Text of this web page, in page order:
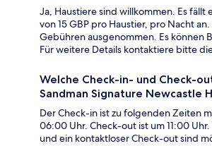
Ja, Haustiere sind willkommen. Es fällt
von 15 GBP pro Haustier, pro Nacht
Gebühren ausgenommen. Es können
Für weitere Details kontaktiere bitte
Welche Check-in- und Check-
Sandman Signature Newcastle
Der Check-in ist zu folgenden Zeiten
06:00 Uhr. Check-out ist um 11:00
und ein kontaktloser Check-out sind